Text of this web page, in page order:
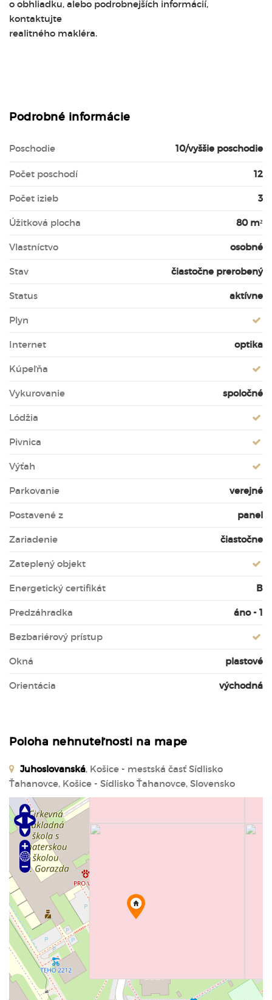
o obhliadku, alebo podrobnejších informácií,
kontaktujte
realitného makléra.
Podrobné informácie
Poschodie 10/vyššie poschodie
Počet poschodí 12
Počet izieb 3
Úžitková plocha 80 m²
Vlastníctvo osobné
Stav čiastočne prerobený
Status aktívne
Plyn
Internet optika
Kúpeľňa
Vykurovanie spoločné
Lódžia
Pivnica
Výťah
Parkovanie verejné
Postavené z panel
Zariadenie čiastočne
Zateplený objekt
Energetický certifikát B
Predzáhradka áno - 1
Bezbariérový prístup
Okná plastové
Orientácia východná
Poloha nehnuteľnosti na mape
Juhoslovanská, Košice - mestská časť Sídlisko
Ťahanovce, Košice - Sídlisko Ťahanovce, Slovensko